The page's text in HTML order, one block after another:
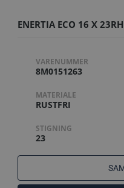
ENERTIA ECO 16 X 23RH
VARENUMMER
8M0151263
MATERIALE
RUSTFRI
STIGNING
23